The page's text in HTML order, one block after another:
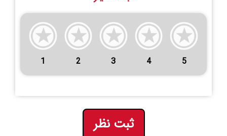
1 2 3 4 5
ثبت نظر